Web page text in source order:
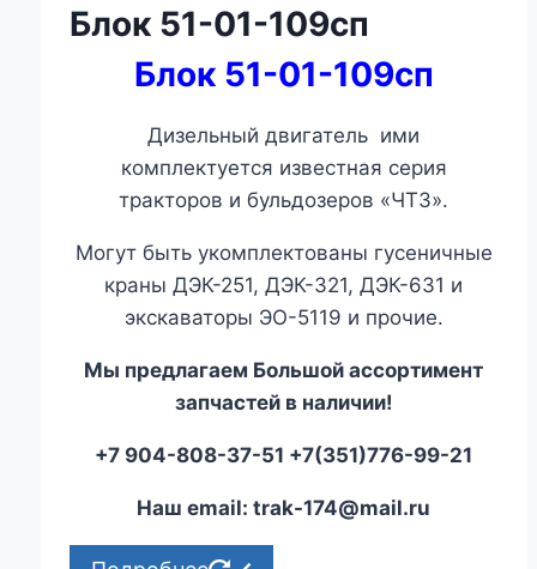
Блок 51-01-109сп
Блок 51-01-109сп
Дизельный двигатель ими
комплектуется известная серия
тракторов и бульдозеров «ЧТЗ».
Могут быть укомплектованы гусеничные
краны ДЭК-251, ДЭК-321, ДЭК-631 и
экскаваторы ЭО-5119 и прочие.
Мы предлагаем Большой ассортимент
запчастей в наличии!
+7 904-808-37-51 +7(351)776-99-21
Наш email: trak-174@mail.ru